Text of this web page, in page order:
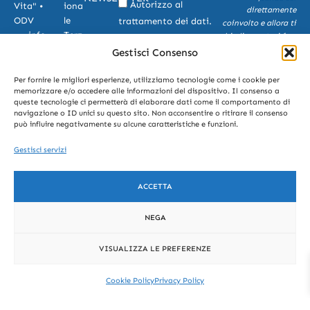
Gestisci Consenso
Per fornire le migliori esperienze, utilizziamo tecnologie come i cookie per
memorizzare e/o accedere alle informazioni del dispositivo. Il consenso a
queste tecnologie ci permetterà di elaborare dati come il comportamento di
navigazione o ID unici su questo sito. Non acconsentire o ritirare il consenso
può influire negativamente su alcune caratteristiche e funzioni.
Gestisci servizi
ACCETTA
NEGA
VISUALIZZA LE PREFERENZE
Cookie PolicyPrivacy Policy
Vita" •
ODV
info
net
o.it
049
65
01
iona
le
Terz
ore
n.
5460
8 |
stro
Autorizzo al
trattamento dei dati.
e compreso laPrivacy
previsto dall’art. 13
del REG UE 679/2016
direttamente
coinvolto e allora ti
chiedi se potevi fare
prima qualche cosa
in più che poteva
aiutare te e gli altri.
F.B.